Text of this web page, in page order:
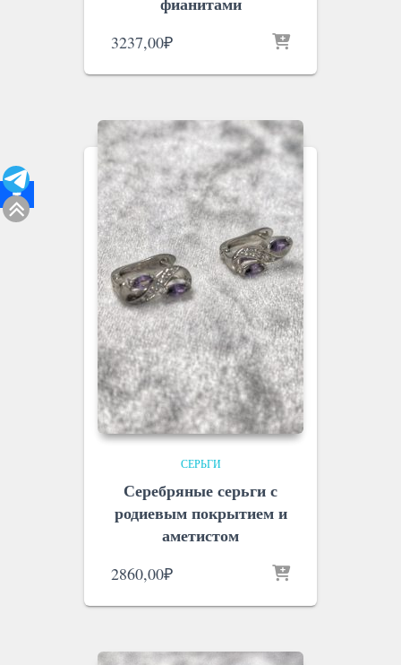
3237,00₽
СЕРЬГИ
Серебряные серьги с
родиевым покрытием и
аметистом
2860,00₽